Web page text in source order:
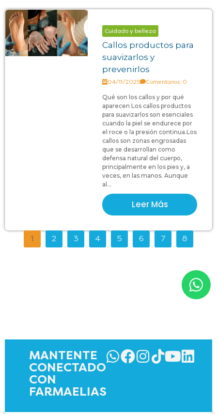
Cuidado y belleza
Callos productos para
suavizarlos y
prevenirlos
04/11/2025 Comentarios: 0
Qué son los callos y por qué
aparecen Los callos productos
para suavizarlos son esenciales
cuando la piel se endurece por
el roce o la presión continua.Los
callos son zonas engrosadas
que se desarrollan como
defensa natural del cuerpo,
principalmente en los pies y, a
veces, en las manos. Aunque
al...
Leer Más
1 2 3 4 5 6 7 8
MANTENTE
CONECTADO
CON
FARMAELIAS